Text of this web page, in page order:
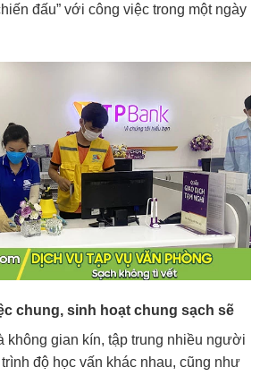
đấu” với công việc trong một ngày
chung, sinh hoạt chung sạch sẽ
không gian kín, tập trung nhiều người
độ học vấn khác nhau, cũng như